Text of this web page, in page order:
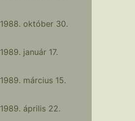
1988. október 30.
1989. január 17.
1989. március 15.
1989. április 22.